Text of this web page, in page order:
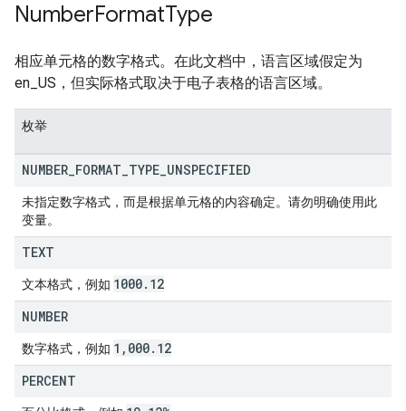
NumberFormatType
相应单元格的数字格式。在此文档中，语言区域假定为
en_US，但实际格式取决于电子表格的语言区域。
枚举
NUMBER FORMAT TYPE UNSPECIFIED
未指定数字格式，而是根据单元格的内容确定。请勿明确使用此
变量。
TEXT
文本格式，例如 1000. 12
NUMBER
数字格式，例如 1 , 000. 12
PERCENT